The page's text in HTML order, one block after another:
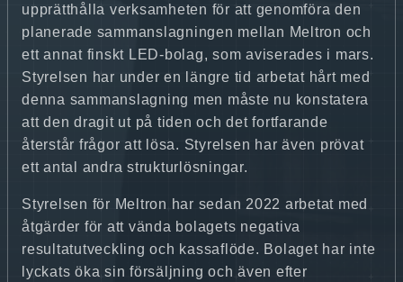
upprätthålla verksamheten för att genomföra den
planerade sammanslagningen mellan Meltron och
ett annat finskt LED-bolag, som aviserades i mars.
Styrelsen har under en längre tid arbetat hårt med
denna sammanslagning men måste nu konstatera
att den dragit ut på tiden och det fortfarande
återstår frågor att lösa. Styrelsen har även prövat
ett antal andra strukturlösningar.
Styrelsen för Meltron har sedan 2022 arbetat med
åtgärder för att vända bolagets negativa
resultatutveckling och kassaflöde. Bolaget har inte
lyckats öka sin försäljning och även efter